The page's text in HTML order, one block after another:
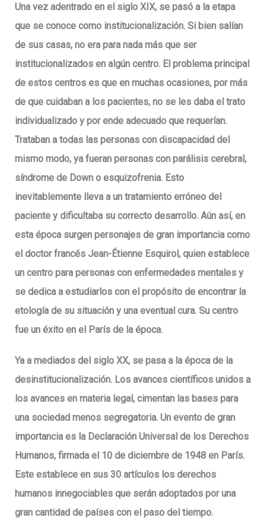
Una vez adentrado en el siglo XIX, se pasó a la etapa
que se conoce como institucionalización. Si bien salían
de sus casas, no era para nada más que ser
institucionalizados en algún centro. El problema principal
de estos centros es que en muchas ocasiones, por más
de que cuidaban a los pacientes, no se les daba el trato
individualizado y por ende adecuado que requerían.
Trataban a todas las personas con discapacidad del
mismo modo, ya fueran personas con parálisis cerebral,
síndrome de Down o esquizofrenia. Esto
inevitablemente lleva a un tratamiento erróneo del
paciente y dificultaba su correcto desarrollo. Aún así, en
esta época surgen personajes de gran importancia como
el doctor francés Jean-Étienne Esquirol, quien establece
un centro para personas con enfermedades mentales y
se dedica a estudiarlos con el propósito de encontrar la
etología de su situación y una eventual cura. Su centro
fue un éxito en el París de la época.
Ya a mediados del siglo XX, se pasa a la época de la
desinstitucionalización. Los avances científicos unidos a
los avances en materia legal, cimentan las bases para
una sociedad menos segregatoria. Un evento de gran
importancia es la Declaración Universal de los Derechos
Humanos, firmada el 10 de diciembre de 1948 en París.
Este establece en sus 30 artículos los derechos
humanos innegociables que serán adoptados por una
gran cantidad de países con el paso del tiempo.